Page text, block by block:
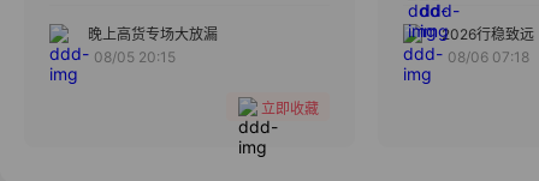
分组
晚上高货专场大放漏
08/05 20:15
立即收藏
2026行稳致远
08/06 07:18